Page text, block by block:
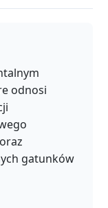
odnosi
gatunków